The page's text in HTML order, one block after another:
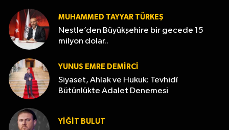
MUHAMMED TAYYAR TÜRKEŞ
Nestle’den Büyükşehire bir gecede 15
milyon dolar..
YUNUS EMRE DEMIRCI
Siyaset, Ahlak ve Hukuk: Tevhidî
Bütünlükte Adalet Denemesi
YİĞİT BULUT